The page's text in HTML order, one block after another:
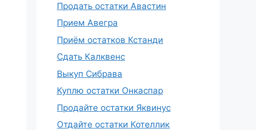
Продать остатки Авастин
Прием Авегра
Приём остатков Кстанди
Сдать Калквенс
Выкуп Сибрава
Куплю остатки Онкаспар
Продайте остатки Яквинус
Отдайте остатки Котеллик